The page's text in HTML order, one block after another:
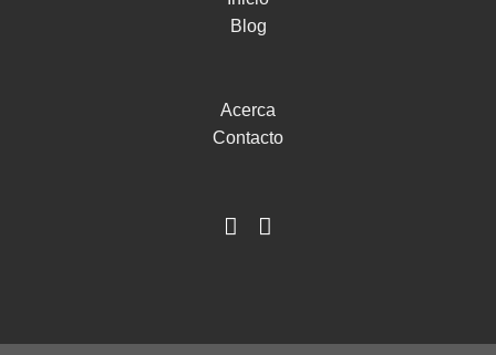
Blog
Acerca
Contacto